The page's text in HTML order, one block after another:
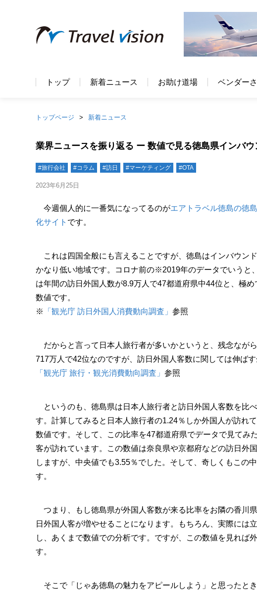
トップ 新着ニュース お助け道場 ベンダー
トップページ 新着ニュース
業界ニュースを振り返る ー 数値で見る徳島県インバ
#旅行会社 #コラム #訪日 #マーケティング #OTA
2023年6月25日
今週個人的に一番気になってるのがエアトラベル徳島の徳
化サイト です。
これは四国全般にも言えることですが、徳島はインバウン
かなり低い地域です。コロナ前の※2019年のデータでいうと
は年間の訪日外国人数が8.9万人で47都道府県中44位と、極め
数値です。
※
「観光庁 訪日外国人消費動向調査」 参照
だからと言って日本人旅行者が多いかというと、残念なが
717万人で42位なのですが、訪日外国人客数に関しては伸ばす
「観光庁 旅行・観光消費動向調査」 参照
というのも、徳島県は日本人旅行者と訪日外国人客数を比
す。計算してみると日本人旅行者の1.24％しか外国人が訪れ
数値です。そして、この比率を47都道府県でデータで見てみ
客が訪れています。この数値は奈良県や京都府などの訪日外
しますが、中央値でも3.55％でした。そして、奇しくもこの
す。
つまり、もし徳島県が外国人客数が来る比率をお隣の香川
日外国人客が増やせることになります。もちろん、実際には
し、あくまで数値での分析です。ですが、この数値を見れば
す。
そこで「じゃあ徳島の魅力をアピールしよう」と思ったと